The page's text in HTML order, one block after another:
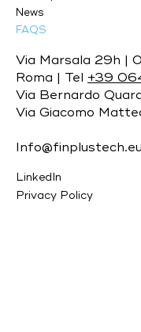
News
FAQS
Via Marsala 29h |
Roma | Tel +39
Via Bernardo
Via Giacomo
Info@finplustech.eu
LinkedIn
Privacy Policy